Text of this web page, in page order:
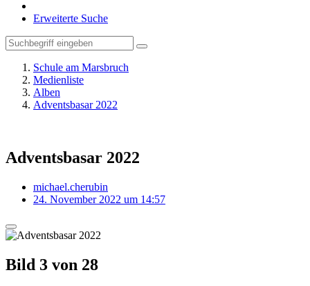
Erweiterte Suche
Schule am Marsbruch
Medienliste
Alben
Adventsbasar 2022
Adventsbasar 2022
michael.cherubin
24. November 2022 um 14:57
Bild 3 von 28